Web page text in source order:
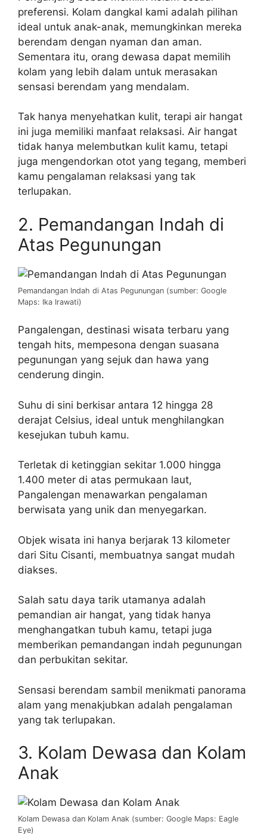
preferensi. Kolam dangkal kami adalah pilihan
ideal untuk anak-anak, memungkinkan mereka
berendam dengan nyaman dan aman.
Sementara itu, orang dewasa dapat memilih
kolam yang lebih dalam untuk merasakan
sensasi berendam yang mendalam.
Tak hanya menyehatkan kulit, terapi air hangat
ini juga memiliki manfaat relaksasi. Air hangat
tidak hanya melembutkan kulit kamu, tetapi
juga mengendorkan otot yang tegang, memberi
kamu pengalaman relaksasi yang tak
terlupakan.
2. Pemandangan Indah di
Atas Pegunungan
Pemandangan Indah di Atas Pegunungan (sumber: Google
Maps: Ika Irawati)
Pangalengan, destinasi wisata terbaru yang
tengah hits, mempesona dengan suasana
pegunungan yang sejuk dan hawa yang
cenderung dingin.
Suhu di sini berkisar antara 12 hingga 28
derajat Celsius, ideal untuk menghilangkan
kesejukan tubuh kamu.
Terletak di ketinggian sekitar 1.000 hingga
1.400 meter di atas permukaan laut,
Pangalengan menawarkan pengalaman
berwisata yang unik dan menyegarkan.
Objek wisata ini hanya berjarak 13 kilometer
dari Situ Cisanti, membuatnya sangat mudah
diakses.
Salah satu daya tarik utamanya adalah
pemandian air hangat, yang tidak hanya
menghangatkan tubuh kamu, tetapi juga
memberikan pemandangan indah pegunungan
dan perbukitan sekitar.
Sensasi berendam sambil menikmati panorama
alam yang menakjubkan adalah pengalaman
yang tak terlupakan.
3. Kolam Dewasa dan Kolam
Anak
Kolam Dewasa dan Kolam Anak (sumber: Google Maps: Eagle
Eye)